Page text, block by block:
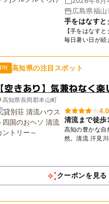
広島県福
手をはなすと
【手をはなすとク
PR 高知県の注目スポット
【空きあり】気兼ねなく
高知県長岡郡本山町
4.0
清流まで徒
高知の豊かな自然と
然。清流 汗見
クーポンを見る